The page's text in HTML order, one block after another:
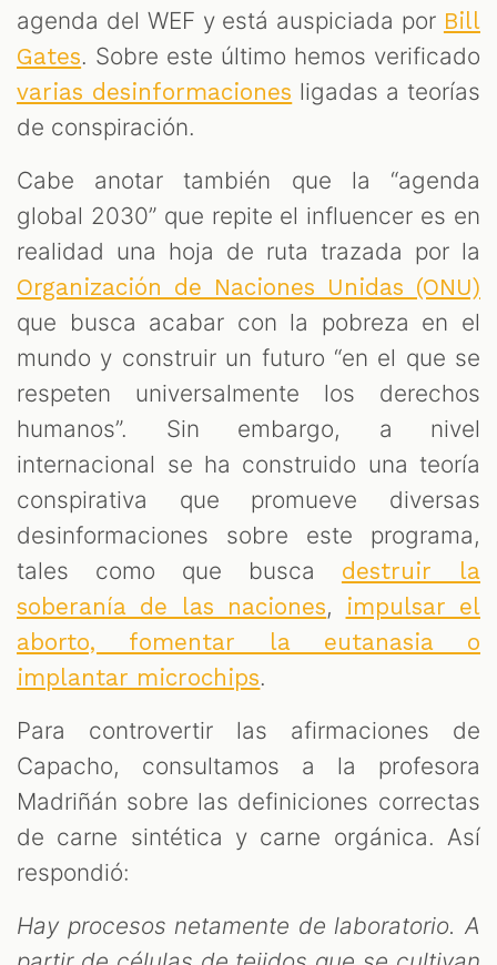
agenda del WEF y está auspiciada por Bill
Gates. Sobre este último hemos verificado
varias desinformaciones ligadas a teorías
de conspiración.
Cabe anotar también que la “agenda
global 2030” que repite el influencer es en
realidad una hoja de ruta trazada por la
Organización de Naciones Unidas (ONU)
que busca acabar con la pobreza en el
mundo y construir un futuro “en el que se
respeten universalmente los derechos
humanos”. Sin embargo, a nivel
internacional se ha construido una teoría
conspirativa que promueve diversas
desinformaciones sobre este programa,
tales como que busca destruir la
soberanía de las naciones,
impulsar el
aborto, fomentar la eutanasia o
implantar microchips.
Para controvertir las afirmaciones de
Capacho, consultamos a la profesora
Madriñán sobre las definiciones correctas
de carne sintética y carne orgánica. Así
respondió:
Hay procesos netamente de laboratorio. A